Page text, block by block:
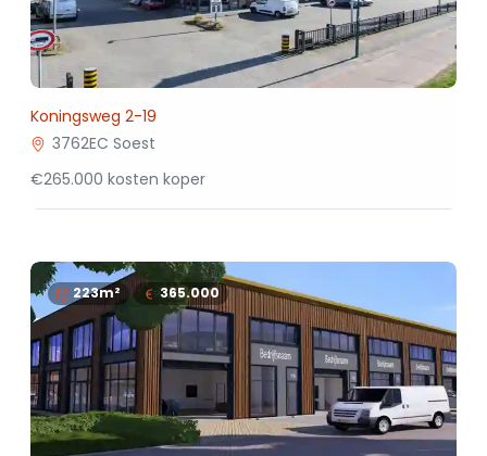
Koningsweg 2-19
3762EC Soest
€265.000 kosten koper
223m² 365.000